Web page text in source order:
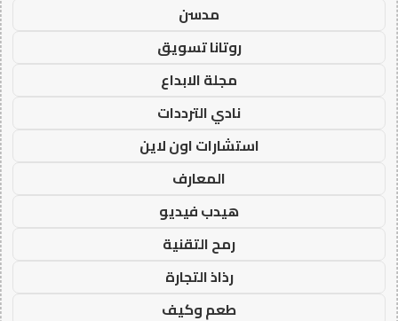
مدسن
روتانا تسويق
مجلة الابداع
نادي الترددات
استشارات اون لاين
المعارف
هيدب فيديو
رمح التقنية
رذاذ التجارة
طعم وكيف